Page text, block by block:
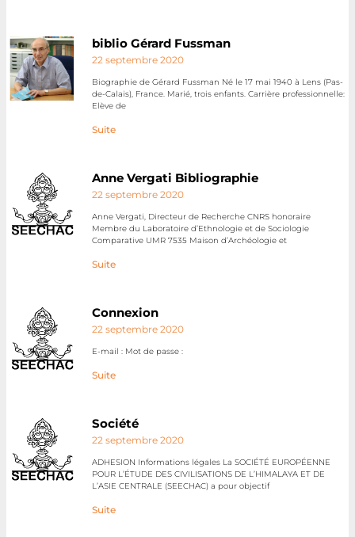
biblio Gérard Fussman
22 septembre 2020
Biographie de Gérard Fussman Né le 17 mai 1940 à Lens (Pas-
de-Calais), France. Marié, trois enfants. Carrière professionnelle:
Elève de
Suite
Anne Vergati Bibliographie
22 septembre 2020
Anne Vergati, Directeur de Recherche CNRS honoraire
Membre du Laboratoire d’Ethnologie et de Sociologie
Comparative UMR 7535 Maison d’Archéologie et
Suite
Connexion
22 septembre 2020
E-mail : Mot de passe :
Suite
Société
22 septembre 2020
ADHESION Informations légales La SOCIÉTÉ EUROPÉENNE
POUR L’ÉTUDE DES CIVILISATIONS DE L’HIMALAYA ET DE
L’ASIE CENTRALE (SEECHAC) a pour objectif
Suite